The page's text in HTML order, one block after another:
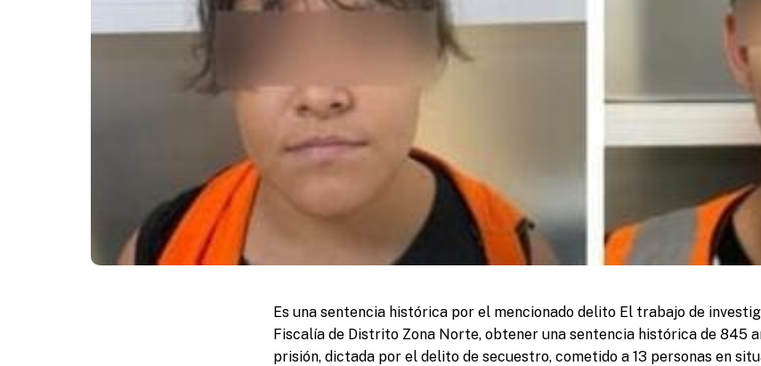
Es una sentencia histórica por el mencionado delito El trabajo de
Fiscalía de Distrito Zona Norte, obtener una sentencia histórica de 845
prisión, dictada por el delito de secuestro, cometido a 13 personas en